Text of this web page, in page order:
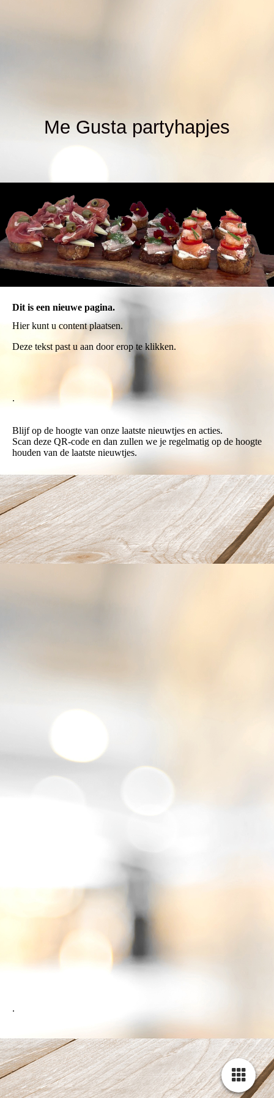
Me Gusta partyhapjes
Dit is een nieuwe pagina.
Hier kunt u content plaatsen.
Deze tekst past u aan door erop te klikken.
.
Blijf op de hoogte van onze laatste nieuwtjes en acties.
Scan deze QR-code en dan zullen we je regelmatig op de hoogte
houden van de laatste nieuwtjes.
.